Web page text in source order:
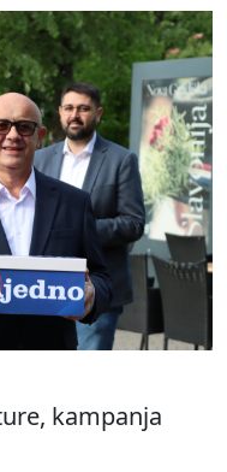
kampanja